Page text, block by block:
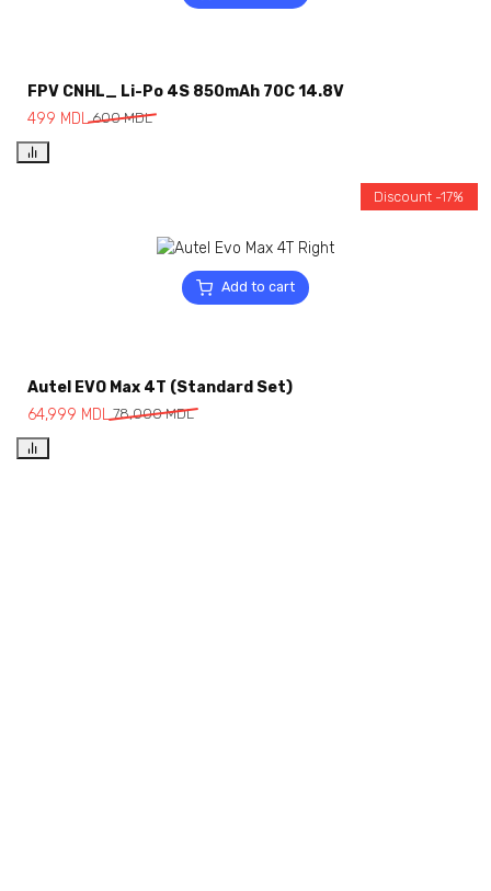
FPV CNHL_ Li-Po 4S 850mAh 70C 14.8V
600MDL
499 MDL
Add to cart
Discount -17%
Autel EVO Max 4T (Standard Set)
78,000MDL
64,999 MDL